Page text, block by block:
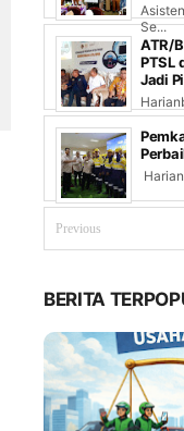
Se...
ATR/
PTSL
Jadi
Previous
BERITA